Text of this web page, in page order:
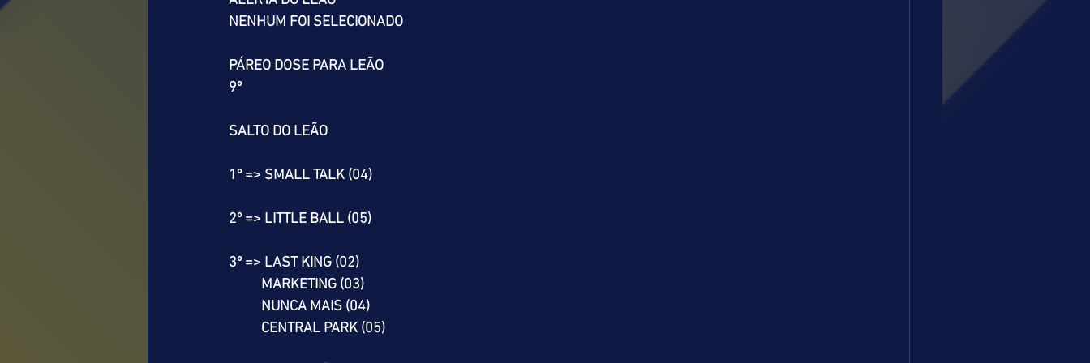
NENHUM FOI SELECIONADO
PÁREO DOSE PARA LEÃO
9º
SALTO DO LEÃO
1º => SMALL TALK (04)
2º => LITTLE BALL (05)
3º => LAST KING (02)
          MARKETING (03)
          NUNCA MAIS (04)
          CENTRAL PARK (05)